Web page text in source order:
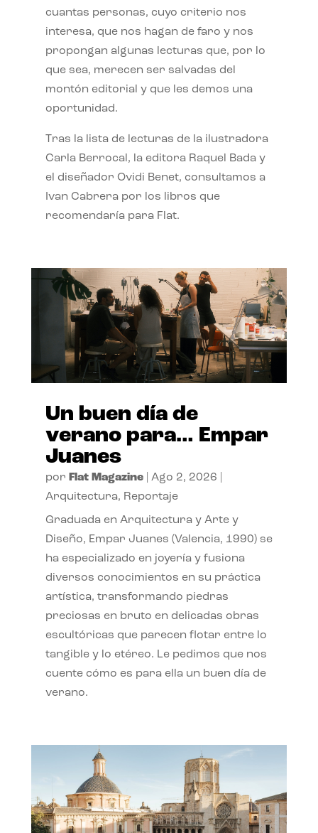
cuantas personas, cuyo criterio nos
interesa, que nos hagan de faro y nos
propongan algunas lecturas que, por lo
que sea, merecen ser salvadas del
montón editorial y que les demos una
oportunidad.
Tras la lista de lecturas de la ilustradora
Carla Berrocal, la editora Raquel Bada y
el diseñador Ovidi Benet, consultamos a
Ivan Cabrera por los libros que
recomendaría para Flat.
Un buen día de
verano para… Empar
Juanes
por Flat Magazine| Ago 2, 2026
Arquitectura, Reportaje
Graduada en Arquitectura y Arte y
Diseño, Empar Juanes (Valencia, 1990) se
ha especializado en joyería y fusiona
diversos conocimientos en su práctica
artística, transformando piedras
preciosas en bruto en delicadas obras
escultóricas que parecen flotar entre lo
tangible y lo etéreo. Le pedimos que nos
cuente cómo es para ella un buen día de
verano.